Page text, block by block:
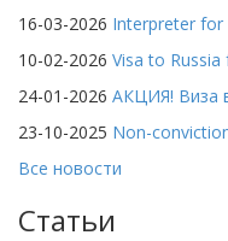
16-03-2026 Interpreter for
10-02-2026 Visa to
24-01-2026 АКЦИЯ! Виза
23-10-2025 Non-
Все новости
Статьи